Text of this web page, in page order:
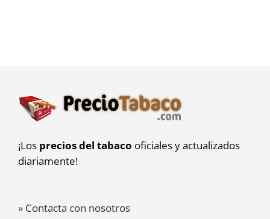
¡Los precios del tabaco oficiales y actualizados
diariamente!
» Contacta con nosotros